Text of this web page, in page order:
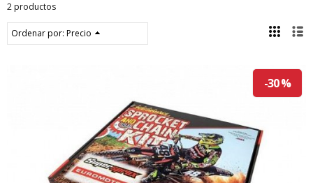
2 productos
Ordenar por: Precio
-30 %